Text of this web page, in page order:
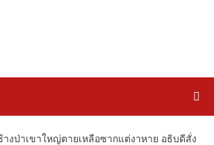
งป่าเขาใหญ่ตายเหลือซากแต่งาหาย อธิบดีสั่ง